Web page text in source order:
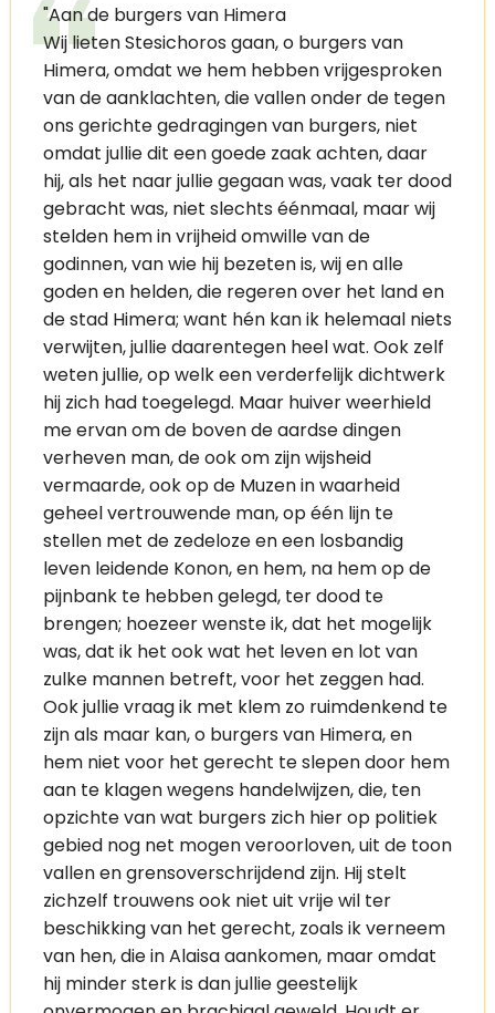
"Aan de burgers van Himera
Wij lieten Stesichoros gaan, o burgers van
Himera, omdat we hem hebben vrijgesproken
van de aanklachten, die vallen onder de tegen
ons gerichte gedragingen van burgers, niet
omdat jullie dit een goede zaak achten, daar
hij, als het naar jullie gegaan was, vaak ter dood
gebracht was, niet slechts éénmaal, maar wij
stelden hem in vrijheid omwille van de
godinnen, van wie hij bezeten is, wij en alle
goden en helden, die regeren over het land en
de stad Himera; want hén kan ik helemaal niets
verwijten, jullie daarentegen heel wat. Ook zelf
weten jullie, op welk een verderfelijk dichtwerk
hij zich had toegelegd. Maar huiver weerhield
me ervan om de boven de aardse dingen
verheven man, de ook om zijn wijsheid
vermaarde, ook op de Muzen in waarheid
geheel vertrouwende man, op één lijn te
stellen met de zedeloze en een losbandig
leven leidende Konon, en hem, na hem op de
pijnbank te hebben gelegd, ter dood te
brengen; hoezeer wenste ik, dat het mogelijk
was, dat ik het ook wat het leven en lot van
zulke mannen betreft, voor het zeggen had.
Ook jullie vraag ik met klem zo ruimdenkend te
zijn als maar kan, o burgers van Himera, en
hem niet voor het gerecht te slepen door hem
aan te klagen wegens handelwijzen, die, ten
opzichte van wat burgers zich hier op politiek
gebied nog net mogen veroorloven, uit de toon
vallen en grensoverschrijdend zijn. Hij stelt
zichzelf trouwens ook niet uit vrije wil ter
beschikking van het gerecht, zoals ik verneem
van hen, die in Alaisa aankomen, maar omdat
hij minder sterk is dan jullie geestelijk